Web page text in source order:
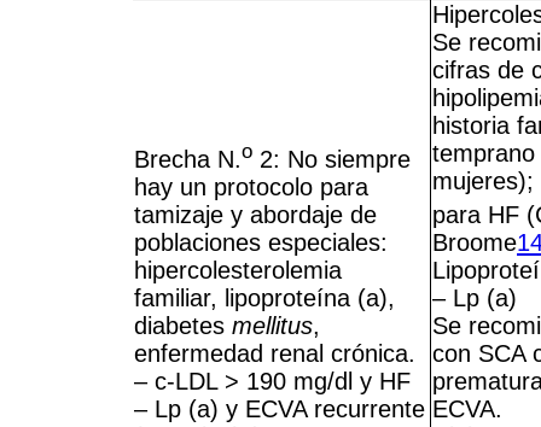
Brecha N.o 2: No siempre
hay un protocolo para
tamizaje y abordaje de
poblaciones especiales:
hipercolesterolemia
familiar, lipoproteína (a),
diabetes mellitus,
enfermedad renal crónica.
– c-LDL > 190 mg/dl y HF
– Lp (a) y ECVA recurrente
Se
cifras de
historia
mujeres);
para HF
Broome
– Lp (a)
Se
con SCA
ECVA.